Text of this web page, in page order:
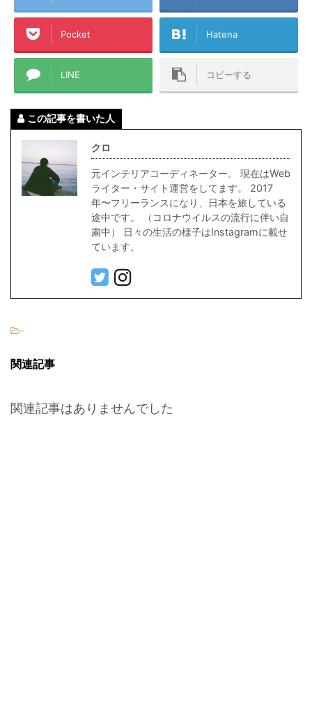
Pocket Hatena
LINE コピーする
この記事を書いた人
クロ
元インテリアコーディネーター。 現在はWeb
ライター・サイト運営をしてます。 2017
年〜フリーランスになり、日本を旅している
途中です。 （コロナウイルスの流行に伴い自
粛中） 日々の生活の様子はInstagramに載せ
ています。
-
関連記事
関連記事はありませんでした